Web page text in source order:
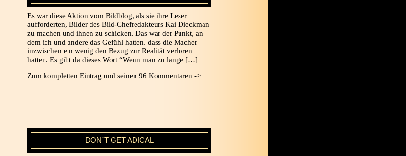
Es war diese Aktion vom Bildblog, als sie ihre Leser
aufforderten, Bilder des Bild-Chefredakteurs Kai Dieckman
zu machen und ihnen zu schicken. Das war der Punkt, an
dem ich und andere das Gefühl hatten, dass die Macher
inzwischen ein wenig den Bezug zur Realität verloren
hatten. Es gibt da dieses Wort “Wenn man zu lange […]
Zum kompletten Eintrag und seinen 96 Kommentaren ->
DON´T GET ADICAL